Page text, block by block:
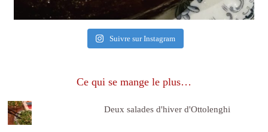
Suivre sur Instagram
Ce qui se mange le plus…
Deux salades d'hiver d'Ottolenghi